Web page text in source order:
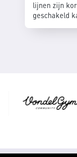
lijnen zijn
geschakeld